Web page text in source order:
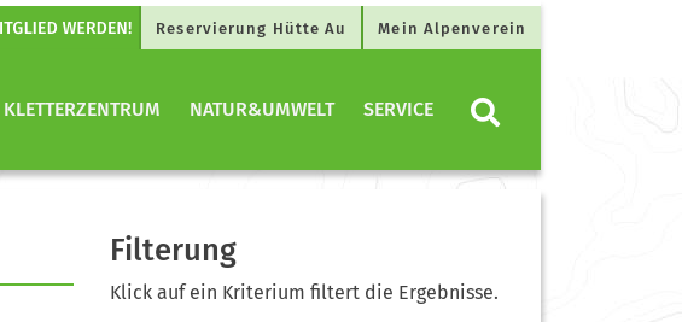
Reservierung Hütte Au Mein Alpenverein
NATUR&UMWELT SERVICE
Filterung
Klick auf ein Kriterium filtert die Ergebnisse.